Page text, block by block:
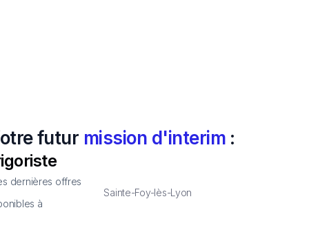
futur mission d'interim :
dernières offres
à
Sainte-Foy-lès-Lyon